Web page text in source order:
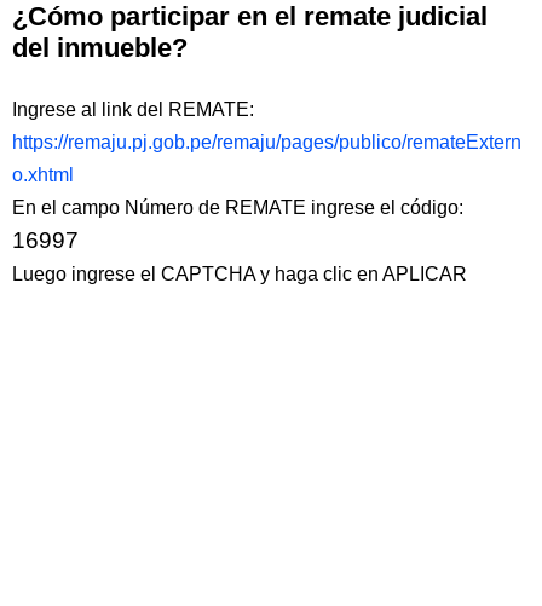
¿Cómo participar en el remate judicial
del inmueble?
Ingrese al link del REMATE:
https://remaju.pj.gob.pe/remaju/pages/publico/remateExtern
o.xhtml
En el campo Número de REMATE ingrese el código:
16997
Luego ingrese el CAPTCHA y haga clic en APLICAR